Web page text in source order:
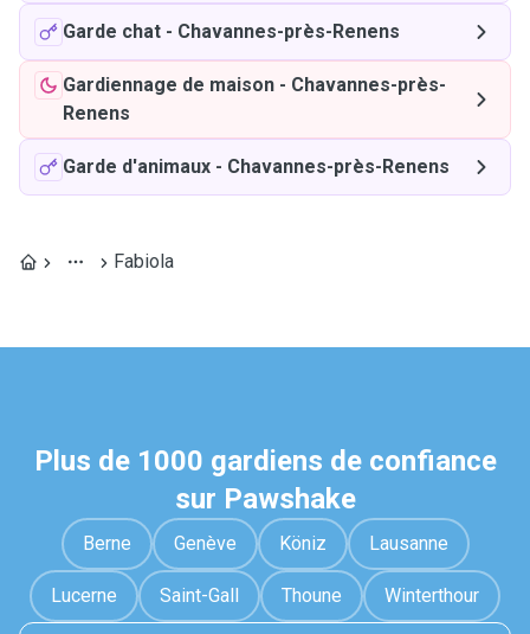
Garde chat - Chavannes-près-Renens
Gardiennage de maison - Chavannes-près-
Renens
Garde d'animaux - Chavannes-près-Renens
Fabiola
Plus de 1000 gardiens de confiance
sur Pawshake
Berne Genève Köniz Lausanne
Lucerne Saint-Gall Thoune Winterthour